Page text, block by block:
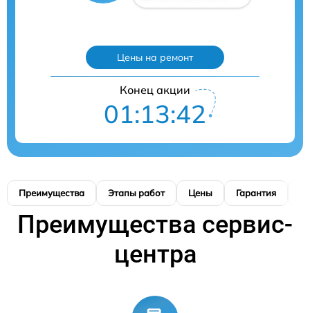
Цены на ремонт
Конец акции
01:13:41
Преимущества Этапы работ Цены Гарантия
Преимущества сервис-
центра